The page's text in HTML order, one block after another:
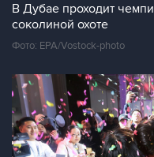
В Дубае проходит
соколиной охоте
Фото: EPA/Vostock-photo